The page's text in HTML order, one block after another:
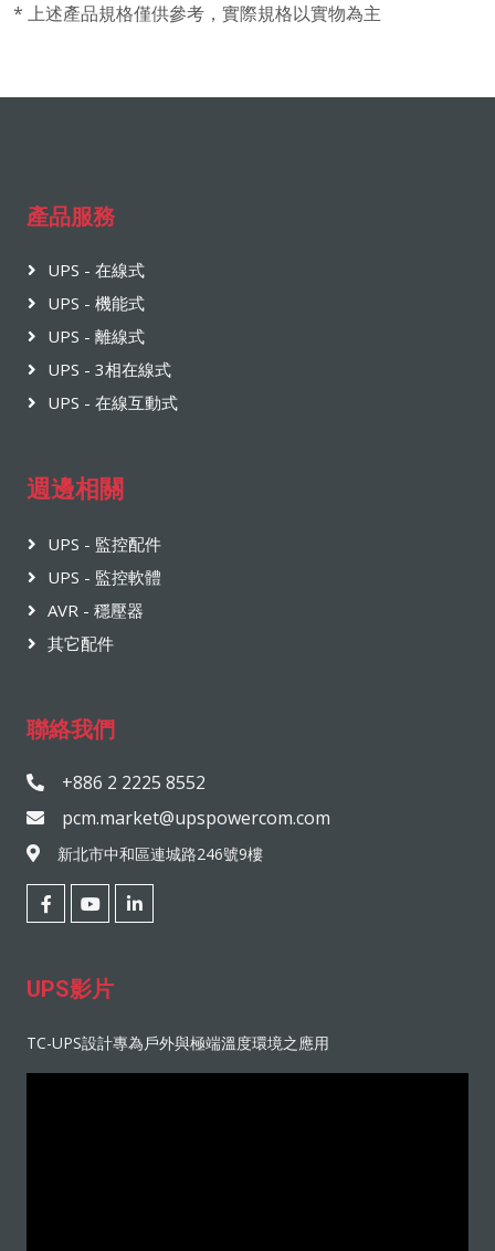
* 上述產品規格僅供參考，實際規格以實物為主
產品服務
UPS - 在線式
UPS - 機能式
UPS - 離線式
UPS - 3相在線式
UPS - 在線互動式
週邊相關
UPS - 監控配件
UPS - 監控軟體
AVR - 穩壓器
其它配件
聯絡我們
+886 2 2225 8552
pcm.market@upspowercom.com
新北市中和區連城路246號9樓
UPS影片
TC-UPS設計專為戶外與極端溫度環境之應用